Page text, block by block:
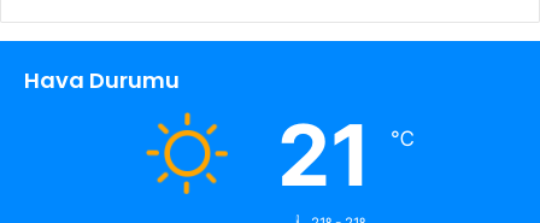
Hava Durumu
21 ℃